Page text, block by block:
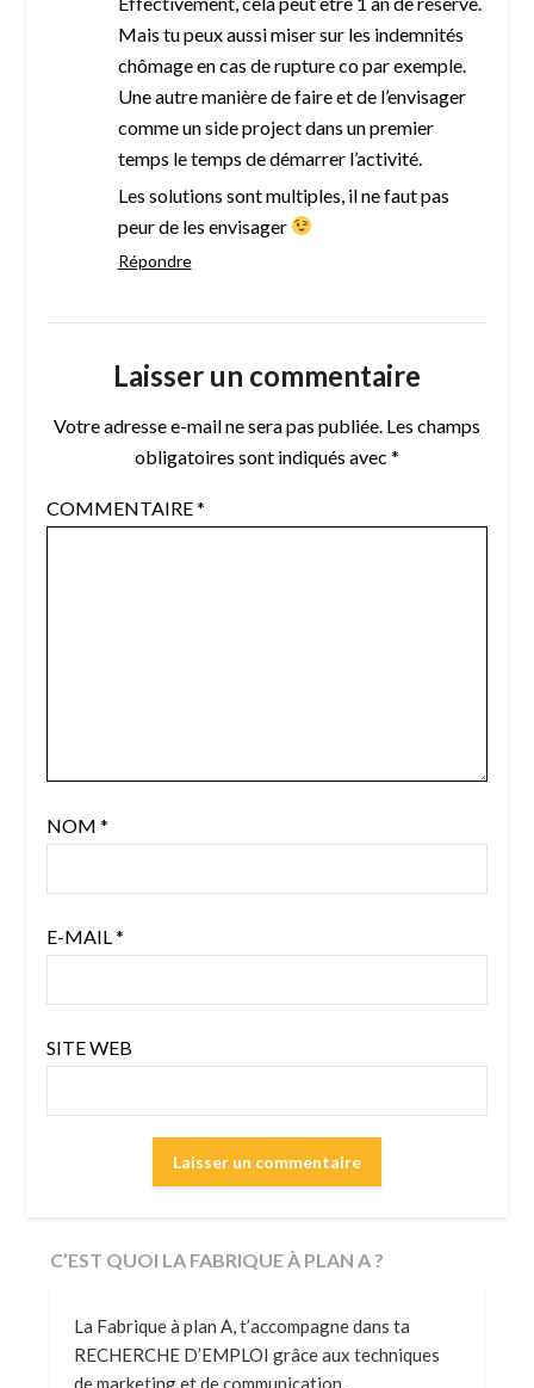
Mais tu peux aussi miser sur les indemnités
chômage en cas de rupture co par exemple.
Une autre manière de faire et de l’envisager
comme un side project dans un premier
temps le temps de démarrer l’activité.
Les solutions sont multiples, il ne faut pas
peur de les envisager
Répondre
Laisser un commentaire
Votre adresse e-mail ne sera pas publiée. Les champs
obligatoires sont indiqués avec *
COMMENTAIRE*
NOM *
E-MAIL *
SITE WEB
C’EST QUOI LA FABRIQUE À PLAN A ?
La Fabrique à plan A, t’accompagne dans ta
RECHERCHE D’EMPLOI grâce aux techniques
de marketing et de communication.